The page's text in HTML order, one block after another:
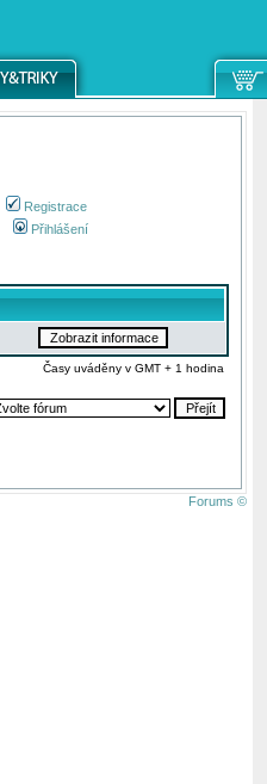
Registrace
Přihlášení
Časy uváděny v GMT + 1 hodina
Forums ©